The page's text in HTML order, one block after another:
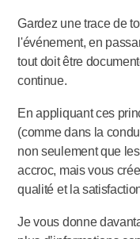
Gardez une trace de
l'événement, en
tout doit être
continue.
En appliquant ces
(comme dans la
non seulement que
accroc, mais vous
qualité et la
Je vous donne